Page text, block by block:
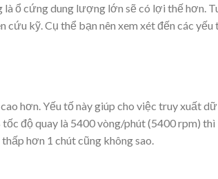
ổ cứng dung lượng lớn sẽ có lợi thế hơn.
cứu kỹ. Cụ thể bạn nên xem xét đến các yếu
hơn. Yếu tố này giúp cho việc truy xuất dữ
độ quay là 5400 vòng/phút (5400 rpm) thì
hơn 1 chút cũng không sao.